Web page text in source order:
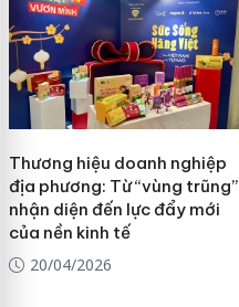
Thương hiệu doanh nghiệp
địa phương: Từ “vùng trũng”
nhận diện đến lực đẩy mới
của nền kinh tế
20/04/2026